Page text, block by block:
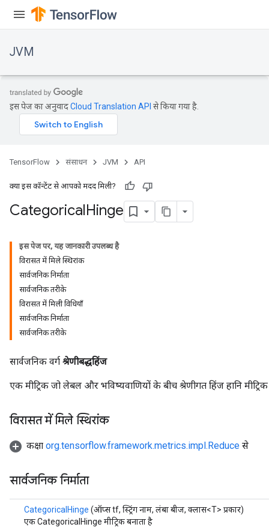
JVM
इस पेज का अनुवादCloud Translation API से किया गया है.
TensorFlow संसाधन JVM API
क्या इस कॉन्टेंट से आपको मदद मिली?
CategoricalHinge
इस पेज पर, यह जानकारी उपलब्ध है
विरासत में मिले स्थिरांक
सार्वजनिक निर्माता
सार्वजनिक तरीके
विरासत में मिली विधियाँ
सार्वजनिक निर्माता
सार्वजनिक तरीके
सार्वजनिक वर्ग श्रेणीबद्धहिंज
एक मीट्रिक जो लेबल और भविष्यवाणियों के बीच श्रेणीगत हिंज हानि
विरासत में मिले स्थिरांक
कक्षा org.tensorflow.framework.metrics.impl.Reduce से
सार्वजनिक निर्माता
CategoricalHinge (ऑप्स tf, स्ट्रिंग नाम, लंबा बीज, क्लास<T> प्रकार)
एक CategoricalHinge मीट्रिक बनाता है